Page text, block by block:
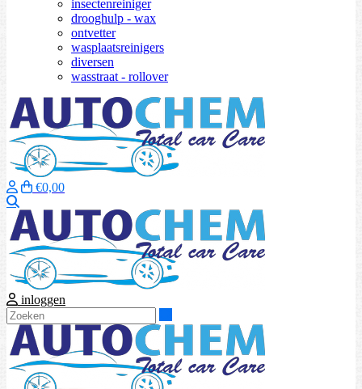
insectenreiniger
drooghulp - wax
ontvetter
wasplaatsreinigers
diversen
wasstraat - rollover
€0,00
inloggen